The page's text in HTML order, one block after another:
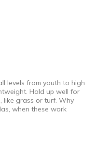
levels from youth to high
Hold up well for
like grass or turf. Why
when these work